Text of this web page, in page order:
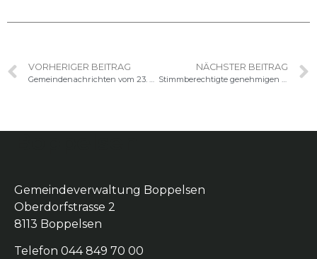
VORHERIGER BEITRAG NÄCHSTER BEITRAG
Gemeindeverwaltung Boppelsen
Oberdorfstrasse 2
8113 Boppelsen
Telefon 044 849 70 00